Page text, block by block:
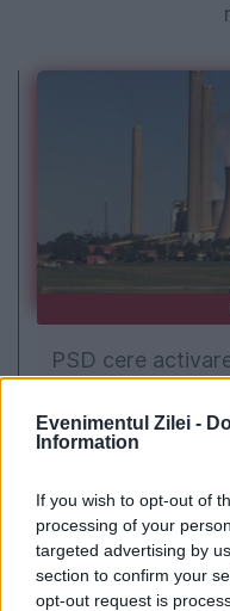
Evenimentul Zilei -
Information
If you wish to opt-out of
processing of your
targeted advertising by
section to confirm your
opt-out request is
PSD cere
menținerea